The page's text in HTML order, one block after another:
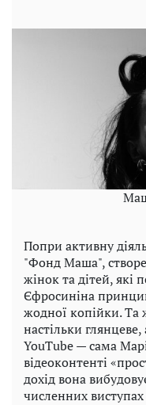
Попри активну
"Фонд Маша",
жінок та дітей, які
Єфросиніна
жодної копійки.
настільки
YouTube — сама
відеоконтенті
дохід вона
численних